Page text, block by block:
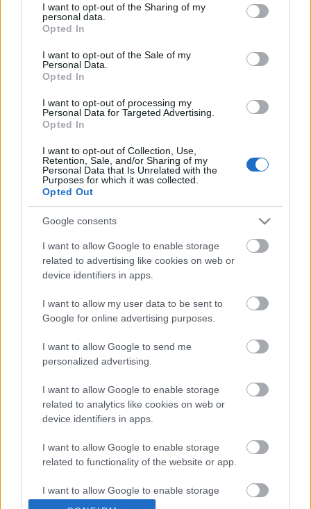
not limited to your visit or usage behaviour. You may click to
grant or deny consent to Google and its third-party tags to
use your data for below specified purposes in below Google
consent section.
I want to opt-out of the Sharing of my
personal data.
Opted In
I want to opt-out of the Sale of my
Personal Data.
Opted In
I want to opt-out of processing my
Personal Data for Targeted Advertising.
Opted In
I want to opt-out of Collection, Use,
Retention, Sale, and/or Sharing of my
Personal Data that Is Unrelated with the
Purposes for which it was collected.
Opted Out
Google consents
I want to allow Google to enable storage
related to advertising like cookies on web or
device identifiers in apps.
I want to allow my user data to be sent to
Google for online advertising purposes.
I want to allow Google to send me
personalized advertising.
I want to allow Google to enable storage
related to analytics like cookies on web or
device identifiers in apps.
I want to allow Google to enable storage
related to functionality of the website or app.
I want to allow Google to enable storage
Támogass te is egy fiatal borászt!
Szavazz és nyerj!
Van 11 fiatal magyar borász, akik idén különleges
megtiszteltetésben részesültek. A korábbi évek
nagyjai, azaz a Borászok Borásza és az Év
Bortermelője díj birtokosai ezt a tíz srácot és
figyelmébe – így pedig közülük fog…
Az ereidben is bor folyik?
5 jel, ami arra utal, hogy borásznak születtél
2017. március 02.
via GIPHY Borásznak lenni különleges hivatás, amire
talán születni is kell. Persze a kemény munka
meghozza gyümölcsét (borát), de létezhetnek olyan
jelek, amelyek azt sugallják: a te utad a borkészítés